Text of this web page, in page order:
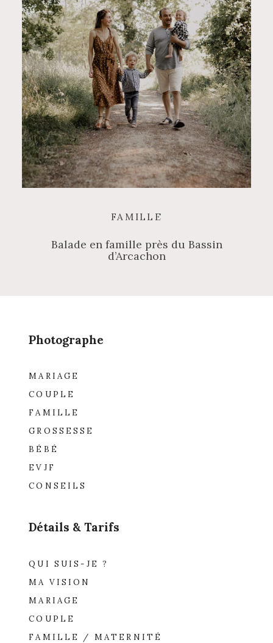
FAMILLE
Balade en famille près du Bassin
d’Arcachon
Photographe
MARIAGE
COUPLE
FAMILLE
GROSSESSE
BÉBÉ
EVJF
CONSEILS
Détails & Tarifs
QUI SUIS-JE ?
MA VISION
MARIAGE
COUPLE
FAMILLE / MATERNITÉ